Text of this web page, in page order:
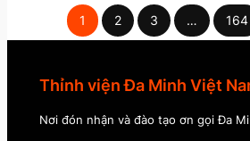
1 2 3 … 164
Thỉnh viện Đa Minh Việt
Nơi đón nhận và đào tạo ơn gọi Đa